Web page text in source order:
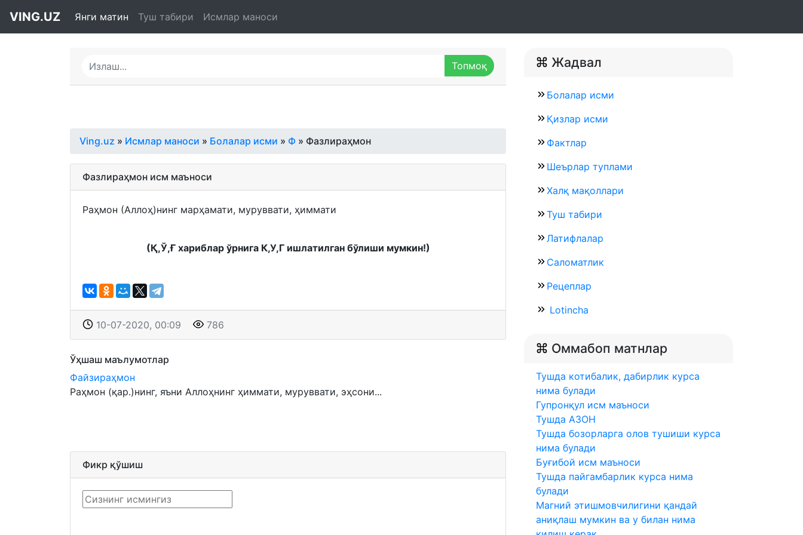
VING.UZ Янги матин Туш табири Исмлар маноси
Ving.uz » Исмлар маноси » Болалар исми » Ф » Фазлираҳмон
Фазлираҳмон исм маъноси
Раҳмон (Аллоҳ)нинг марҳамати, муруввати, ҳиммати
(Қ,Ў,Ғ хариблар ўрнига К,У,Г ишлатилган бўлиши мумкин!)
10-07-2020, 00:09 786
Ўҳшаш маълумотлар
Файзираҳмон
Раҳмон (қар.)нинг, яъни Аллоҳнинг ҳиммати, муруввати, эҳсони...
Фикр қўшиш
Жадвал
Болалар исми
Қизлар исми
Фактлар
Шеърлар туплами
Халқ мақоллари
Туш табири
Латифлалар
Саломатлик
Рецеплар
Lotincha
Оммабоп матнлар
Тушда котибалик, дабирлик курса
нима булади
Гупронқул исм маъноси
Тушда АЗОН
Тушда бозорларга олов тушиши курса
нима булади
Буғибой исм маъноси
Тушда пайгамбарлик курса нима
булади
Магний этишмовчилигини қандай
аниқлаш мумкин ва у билан нима